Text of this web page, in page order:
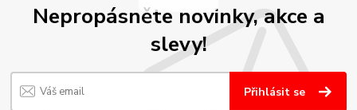
Nepropásněte novinky, akce a
slevy!
Přihlásit se